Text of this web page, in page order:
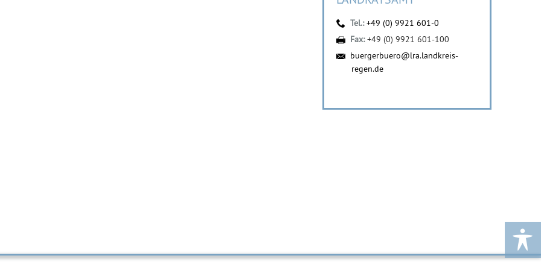
Tel.:+49 (0) 9921 601-0
Fax:+49 (0) 9921 601-100
buergerbuero@lra.landkreis-
regen.de